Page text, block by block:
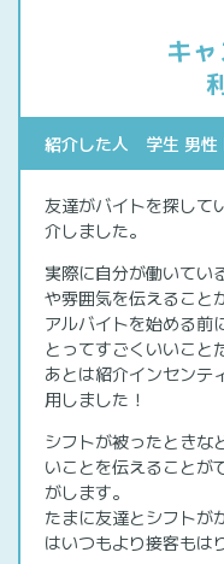
キ
紹介した人 学生 男性
友達がバイトを探して
介しました。
実際に自分が働いてい
や雰囲気を伝えること
アルバイトを始める前
とってすごくいいこと
あとは紹介インセンテ
用しました！
シフトが被ったときな
いことを伝えることが
がします。
たまに友達とシフトが
はいつもより接客もは